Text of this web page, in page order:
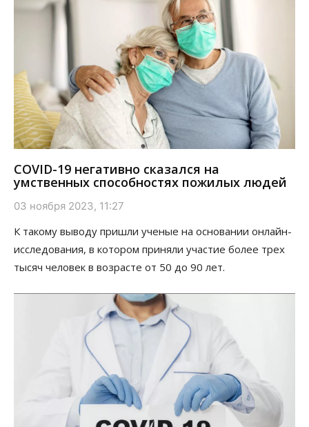
COVID-19 негативно сказался на
умственных способностях пожилых людей
03 ноября 2023, 11:27
К такому выводу пришли ученые на основании онлайн-
исследования, в котором приняли участие более трех
тысяч человек в возрасте от 50 до 90 лет.